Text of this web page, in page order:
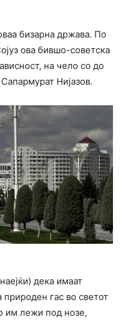
бизарна држава. По
ова бившо-советска
на чело со до
Нијазов.
дека имаат
природен гас во светот
им лежи под нозе,